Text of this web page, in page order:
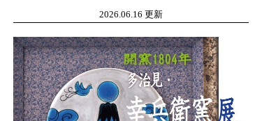
2026.06.16 更新